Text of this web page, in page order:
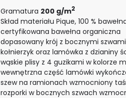
Gramatura 200 g/m2
Skład materiału Pique, 100 %
certyfikowana bawełna organiczna
dopasowany krój z bocznymi szwami
kołnierzyk oraz lamówka z dzianiny
wąskie plisy z 4 guzikami w kolorze
wewnętrzna część lamówki
szew na ramionach wzmocniony
rozporki w bocznych szwach